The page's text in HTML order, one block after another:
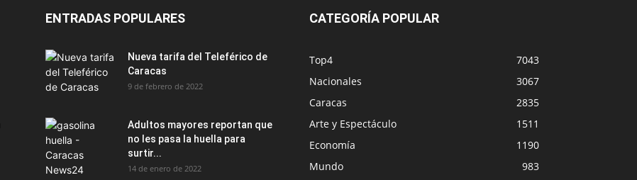
ENTRADAS POPULARES
Nueva tarifa del Teleférico de
Caracas
9 de febrero de 2022
Adultos mayores reportan que
no les pasa la huella para
surtir...
14 de enero de 2022
CATEGORÍA POPULAR
Top4
7043
Nacionales
3067
Caracas
2835
Arte y Espectáculo
1511
Economía
1190
Mundo
983